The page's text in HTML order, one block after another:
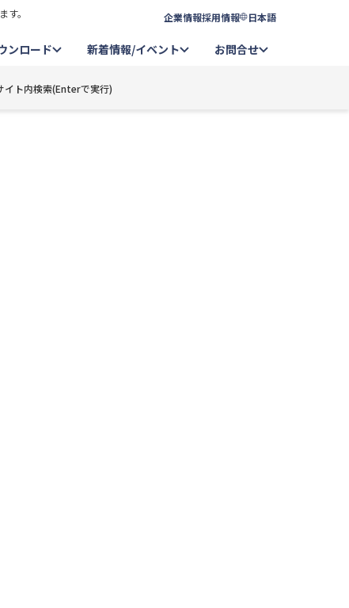
。 企業情報採用情報 日本語
ンロード 新着情報/イベント お問合せ
イト内検索(Enterで実行)